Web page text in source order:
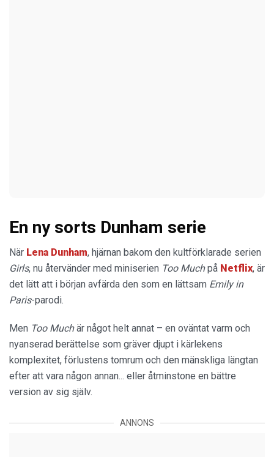
En ny sorts Dunham serie
När Lena Dunham, hjärnan bakom den kultförklarade serien
Girls, nu återvänder med miniserien Too Muchpå Netflix, är
det lätt att i början avfärda den som en lättsam Emily in
Paris-parodi.
Men Too Muchär något helt annat – en oväntat varm och
nyanserad berättelse som gräver djupt i kärlekens
komplexitet, förlustens tomrum och den mänskliga längtan
efter att vara någon annan... eller åtminstone en bättre
version av sig själv.
ANNONS